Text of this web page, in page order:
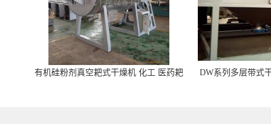
有机硅粉剂真空耙式干燥机 化工 医药耙
DW系列多层带式